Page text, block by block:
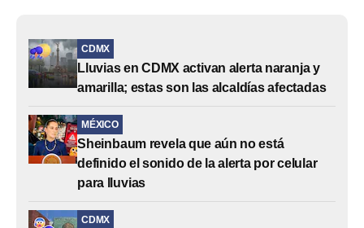
CDMX
Lluvias en CDMX activan alerta naranja y
amarilla; estas son las alcaldías afectadas
MÉXICO
Sheinbaum revela que aún no está
definido el sonido de la alerta por celular
para lluvias
CDMX